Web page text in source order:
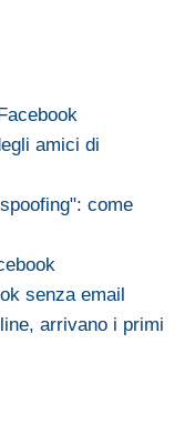
amici di
come
senza email
arrivano i primi